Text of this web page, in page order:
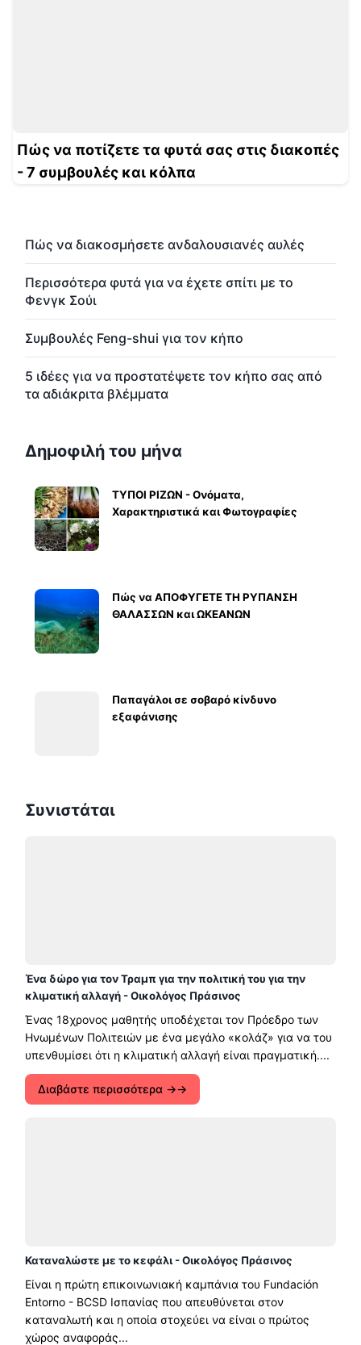
Πώς να ποτίζετε τα φυτά σας στις διακοπές
- 7 συμβουλές και κόλπα
Πώς να διακοσμήσετε ανδαλουσιανές αυλές
Περισσότερα φυτά για να έχετε σπίτι με το
Φενγκ Σούι
Συμβουλές Feng-shui για τον κήπο
5 ιδέες για να προστατέψετε τον κήπο σας από
τα αδιάκριτα βλέμματα
Δημοφιλή του μήνα
ΤΥΠΟΙ ΡΙΖΩΝ - Ονόματα,
Χαρακτηριστικά και Φωτογραφίες
Πώς να ΑΠΟΦΥΓΕΤΕ ΤΗ ΡΥΠΑΝΣΗ
ΘΑΛΑΣΣΩΝ και ΩΚΕΑΝΩΝ
Παπαγάλοι σε σοβαρό κίνδυνο
εξαφάνισης
Συνιστάται
Ένα δώρο για τον Τραμπ για την πολιτική του για την
κλιματική αλλαγή - Οικολόγος Πράσινος
Ένας 18χρονος μαθητής υποδέχεται τον Πρόεδρο των
Ηνωμένων Πολιτειών με ένα μεγάλο «κολάζ» για να του
υπενθυμίσει ότι η κλιματική αλλαγή είναι πραγματική....
Διαβάστε περισσότερα →
Καταναλώστε με το κεφάλι - Οικολόγος Πράσινος
Είναι η πρώτη επικοινωνιακή καμπάνια του Fundación
Entorno - BCSD Ισπανίας που απευθύνεται στον
καταναλωτή και η οποία στοχεύει να είναι ο πρώτος
χώρος αναφοράς...